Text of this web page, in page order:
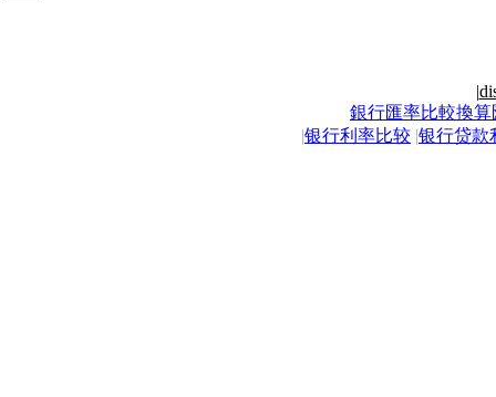
|
銀行匯率比較換算
|银行利率比较 |银行贷款